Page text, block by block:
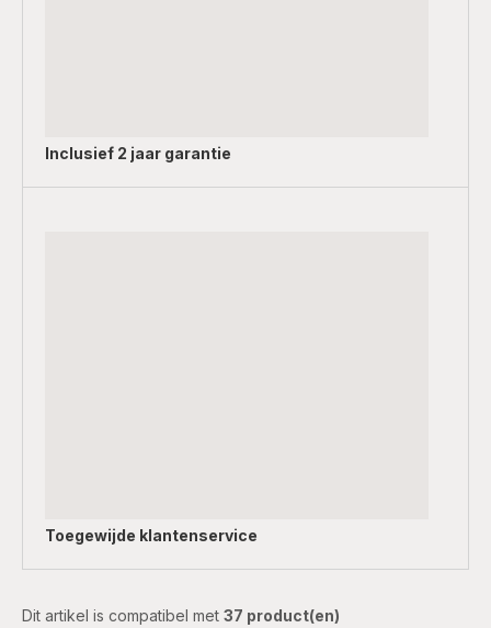
Inclusief 2 jaar garantie
Toegewijde klantenservice
Dit artikel is compatibel met 37 product(en)